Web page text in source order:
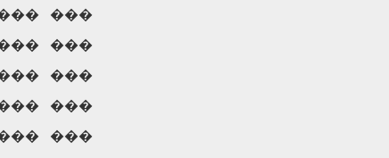
���
���
���
���
���